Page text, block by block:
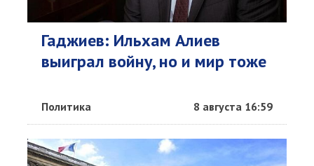
Гаджиев: Ильхам Алиев
выиграл войну, но и мир тоже
Политика 8 августа 16:59